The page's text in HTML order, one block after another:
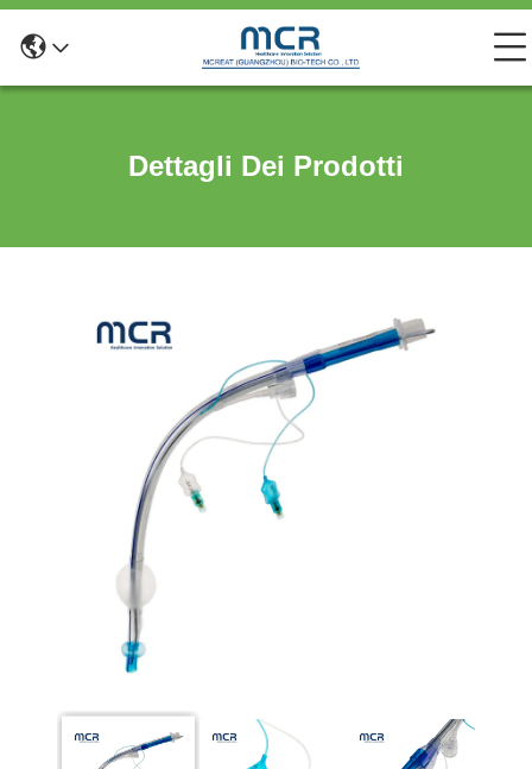
Dettagli Dei Prodotti